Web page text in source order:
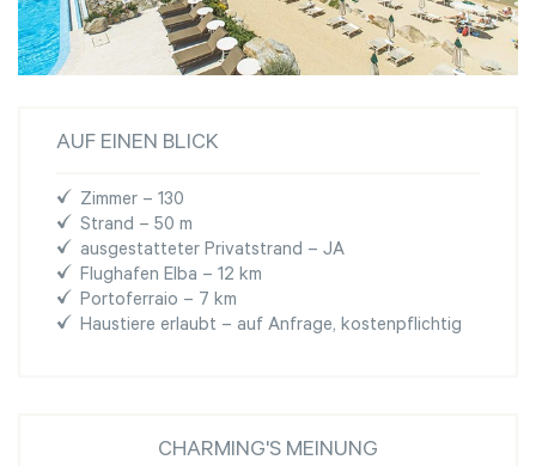
AUF EINEN BLICK
Zimmer – 130
Strand – 50 m
ausgestatteter Privatstrand – JA
Flughafen Elba – 12 km
Portoferraio – 7 km
Haustiere erlaubt – auf Anfrage, kostenpflichtig
CHARMING'S MEINUNG